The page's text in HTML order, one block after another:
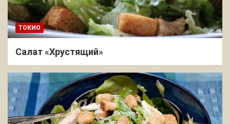
ТОКИО
Салат «Хрустящий»